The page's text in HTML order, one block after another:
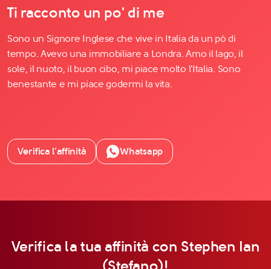
Ti racconto un po' di me
Sono un Signore Inglese che vive in Italia da un pò di
tempo. Avevo una immobiliare a Londra. Amo il lago, il
sole, il nuoto, il buon cibo, mi piace molto l'Italia. Sono
benestante e mi piace godermi la vita.
Verifica l’affinità Whatsapp
Verifica la tua affinità con Stephen Ian